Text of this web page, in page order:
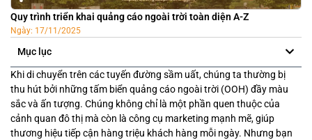
Quy trình triển khai quảng cáo ngoài trời toàn diện A-Z
Ngày: 17/11/2025
Mục lục
Khi di chuyển trên các tuyến đường sầm uất, chúng ta thường bị
thu hút bởi những tấm biển quảng cáo ngoài trời (OOH) đầy màu
sắc và ấn tượng. Chúng không chỉ là một phần quen thuộc của
cảnh quan đô thị mà còn là công cụ marketing mạnh mẽ, giúp
thương hiệu tiếp cận hàng triệu khách hàng mỗi ngày. Nhưng bạn